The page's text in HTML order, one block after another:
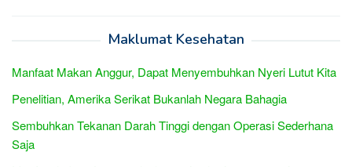
Maklumat Kesehatan
Manfaat Makan Anggur, Dapat Menyembuhkan Nyeri Lutut Kita
Penelitian, Amerika Serikat Bukanlah Negara Bahagia
Sembuhkan Tekanan Darah Tinggi dengan Operasi Sederhana
Saja